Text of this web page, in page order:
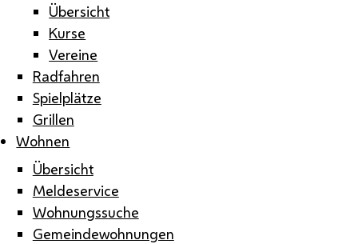
Übersicht
Kurse
Vereine
Radfahren
Spielplätze
Grillen
Wohnen
Übersicht
Meldeservice
Wohnungssuche
Gemeindewohnungen